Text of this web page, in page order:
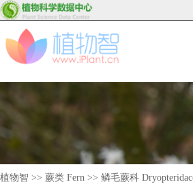
植物智 >> 蕨类 Fern >> 鳞毛蕨科